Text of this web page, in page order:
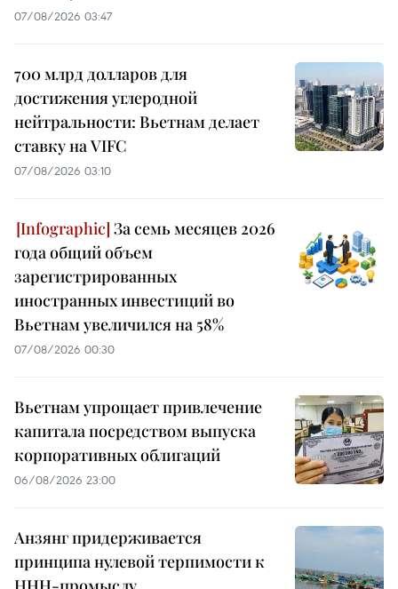
07/08/2026 03:47
700 млрд долларов для
достижения углеродной
нейтральности: Вьетнам делает
ставку на VIFC
07/08/2026 03:10
За семь месяцев 2026
года общий объем
зарегистрированных
иностранных инвестиций во
Вьетнам увеличился на 58%
07/08/2026 00:30
Вьетнам упрощает привлечение
капитала посредством выпуска
корпоративных облигаций
06/08/2026 23:00
Анзянг придерживается
принципа нулевой терпимости к